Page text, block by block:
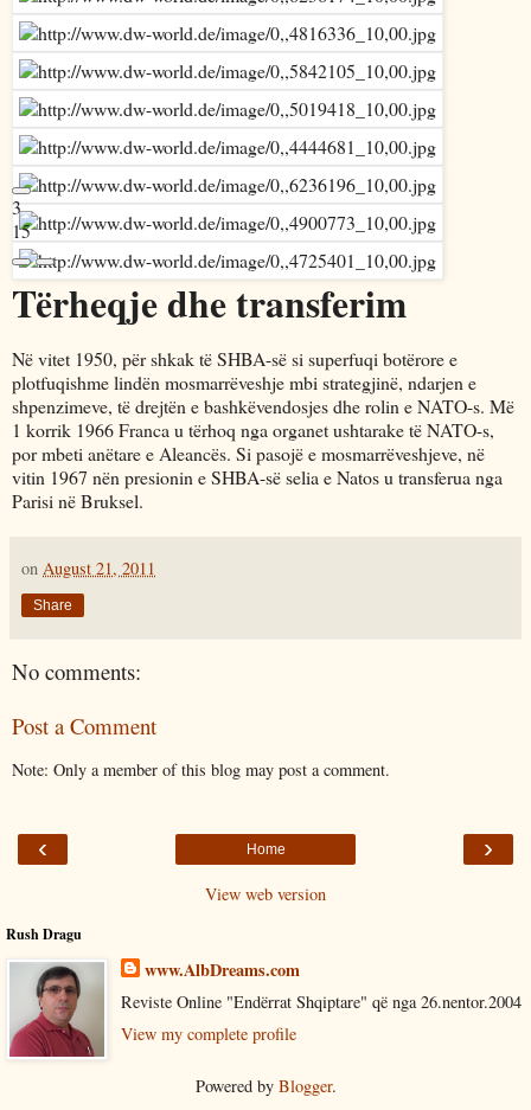
3
15
Tërheqje dhe transferim
Në vitet 1950, për shkak të SHBA-së si superfuqi botërore e
plotfuqishme lindën mosmarrëveshje mbi strategjinë, ndarjen e
shpenzimeve, të drejtën e bashkëvendosjes dhe rolin e NATO-s. Më
1 korrik 1966 Franca u tërhoq nga organet ushtarake të NATO-s,
por mbeti anëtare e Aleancës. Si pasojë e mosmarrëveshjeve, në
vitin 1967 nën presionin e SHBA-së selia e Natos u transferua nga
Parisi në Bruksel.
on August 21, 2011
Share
No comments:
Post a Comment
Note: Only a member of this blog may post a comment.
‹ ›
Home
View web version
Rush Dragu
www.AlbDreams.com
Reviste Online "Endërrat Shqiptare" që nga 26.nentor.2004
View my complete profile
Powered by Blogger.